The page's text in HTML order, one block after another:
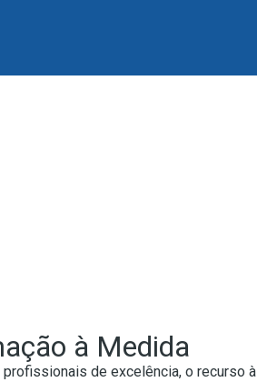
à Medida
profissionais de excelência, o recurso à